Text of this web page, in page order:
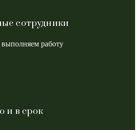
сотрудники
работу
и в срок